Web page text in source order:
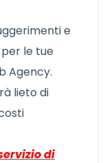
e
le tue
Agency.
lieto di
di